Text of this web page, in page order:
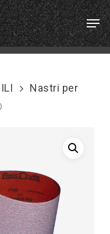
Nastri per
Menu